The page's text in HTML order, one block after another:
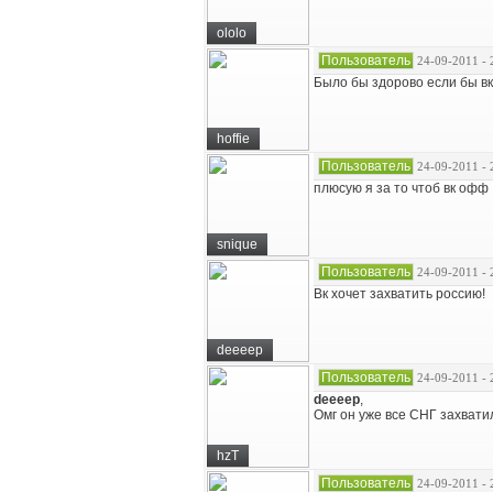
ololo
hoffie
Пользователь 24-09-2011 -
Было бы здорово если бы
snique
Пользователь 24-09-2011 -
плюсую я за то чтоб вк офф
deeeep
Пользователь 24-09-2011 -
Вк хочет захватить россию!
hzT
Пользователь 24-09-2011 -
deeeep,
Омг он уже все СНГ
Пользователь 24-09-2011 -